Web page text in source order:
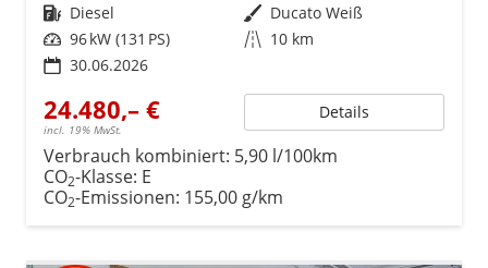
Kraftstoff Diesel Außenfarbe Ducato Weiß
Leistung 96 kW (131 PS) Kilometerstand 10 km
30.06.2026
24.480,– €
incl. 19% MwSt.
Details
Verbrauch kombiniert: 5,90 l/100km
CO2-Klasse: E
CO2-Emissionen: 155,00 g/km